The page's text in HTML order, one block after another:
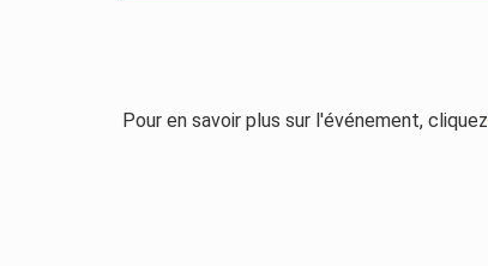
Pour en savoir plus sur l'événement, cliquez